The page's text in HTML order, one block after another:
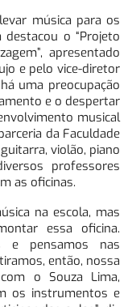
música para os
o “Projeto
apresentado
e pelo vice-diretor
uma preocupação
e o despertar
musical
da Faculdade
violão, piano
professores
as oficinas.
na escola, mas
essa oficina.
e pensamos nas
então, nossa
o Souza Lima,
os instrumentos e